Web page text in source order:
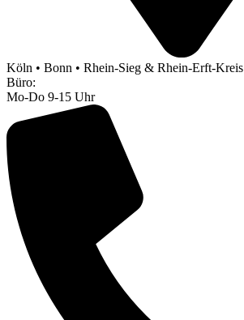
Köln • Bonn • Rhein-Sieg & Rhein-Erft-Kreis
Büro:
Mo-Do 9-15 Uhr